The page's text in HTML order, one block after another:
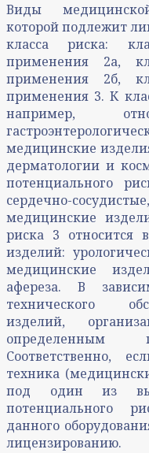
Виды
которой подлежит
класса риска:
применения 2а,
применения 2б,
применения 3. К
например,
медицинские
дерматологии и
потенциального
сердечно-
медицинские
риска 3 относится
изделий:
медицинские
афереза. В
технического
изделий,
определенным
Соответственно,
техника
под один из
потенциального
данного
лицензированию.